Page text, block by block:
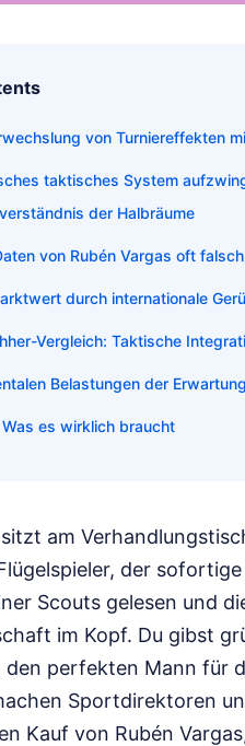
von Turniereffekten
taktisches System
der Halbräume
von Rubén Vargas oft
durch internationale
Vergleich: Taktische
Belastungen der
es wirklich braucht
am
der
Scouts gelesen und
im Kopf. Du gibst
perfekten Mann für
Sportdirektoren
Kauf von Rubén